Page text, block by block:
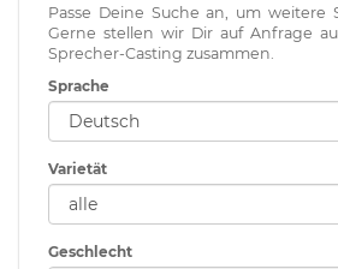
Passe Deine Suche an, um weitere
Gerne stellen wir Dir auf Anfrage
Sprecher-Casting zusammen.
Sprache
Varietät
Geschlecht